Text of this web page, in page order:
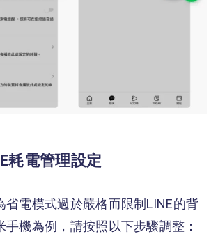
耗電管理設定
省電模式過於嚴格而限制LINE的背
手機為例，請按照以下步驟調整：